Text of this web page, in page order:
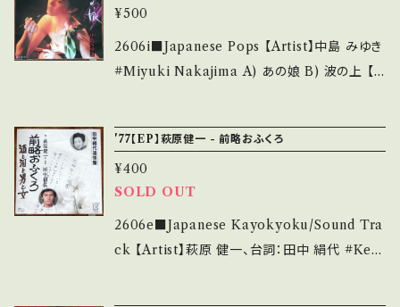
C・痛み多・キズ多く痛み多 *その他、+ - で補足
しています。 *中古という事をご理解して頂ける
方のご購入をお願い致します。 Please purcha
いて■■■ をご覧ください。 https://onbanku
tsu.thebase.in/items/14252144 お知らせ等
だらけの天使』OST 文句なしタイトル曲含むぶ
っちぎりグルーヴ！ 作曲：大野克夫、井上堯之 ■
参考視聴■ https://youtu.be/7aSNIbQOEE
_________________ 【About the stat
e/状態説明】 S・新品未開封など A・綺麗・キズ
等も無く、痛みも薄い B・多少痛み・キズなど見
られる C・痛み多・キズ多く痛み多 *その他、+ -
で補足しています。 *中古という事をご理解して
¥500
2606i■Japanese Pops 【Artist】中島 みゆき
#Miyuki Nakajima A) あの娘 B) 波の上 【R
ム未収録 ■参考視聴■ https://youtu.be/6Yt
WjFRTg28?si=PwEFoTNcsPCySFay 【Co
ndition】 Jacket/Record：B/A (国内盤) ___
______________________ 【About
the state/状態説明】 S・新品未開封など A・綺
'77【EP】萩原健一 - 前略おふくろ
¥400
SOLD OUT
2606e■Japanese Kayokyoku/Sound Tra
ck 【Artist】萩原 健一、台詞：田中 絹代 #Keni